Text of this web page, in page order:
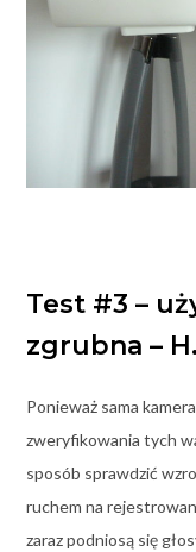
Test #3 –
zgrubna –
Ponieważ sama
zweryfikowania tych
sposób sprawdzić
ruchem na
zaraz podniosą się